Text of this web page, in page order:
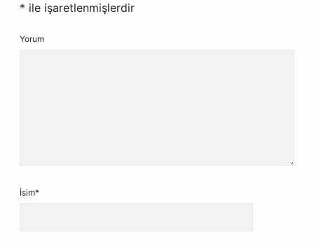
* ile işaretlenmişlerdir
Yorum
İsim*